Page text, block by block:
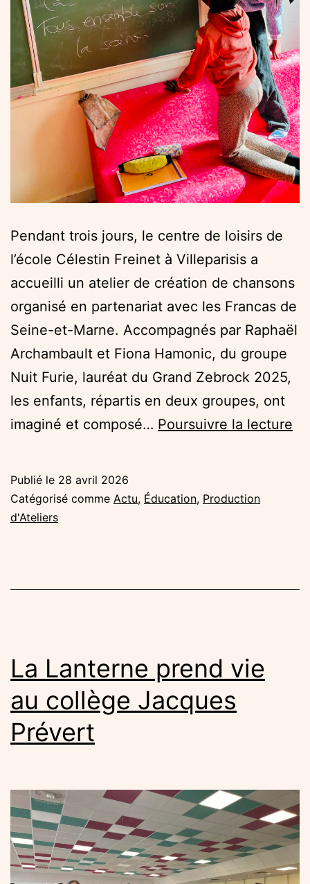
Pendant trois jours, le centre de loisirs de
l’école Célestin Freinet à Villeparisis a
accueilli un atelier de création de chansons
organisé en partenariat avec les Francas de
Seine-et-Marne. Accompagnés par Raphaël
Archambault et Fiona Hamonic, du groupe
Nuit Furie, lauréat du Grand Zebrock 2025,
les enfants, répartis en deux groupes, ont
imaginé et composé… Poursuivre la lecture
Publié le 28 avril 2026
Catégorisé comme Actu, Éducation, Production
d'Ateliers
La Lanterne prend vie
au collège Jacques
Prévert